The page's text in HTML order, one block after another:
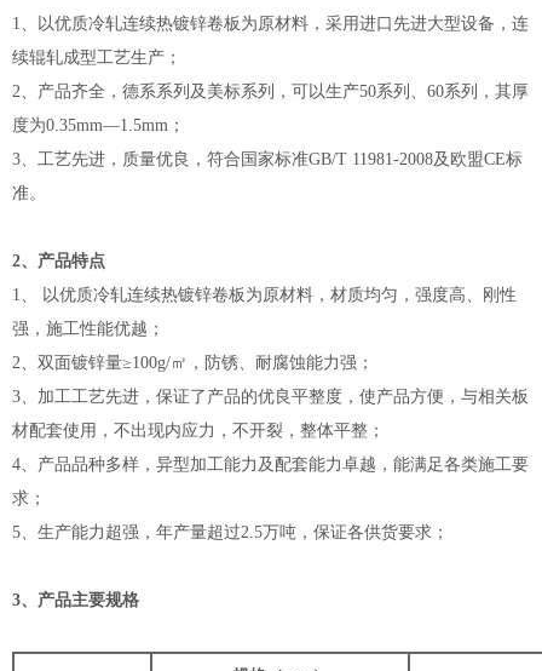
1、以优质冷轧连续热镀锌卷板为原材料，采用进口先进大型设备，连
续辊轧成型工艺生产；
2、产品齐全，德系系列及美标系列，可以生产50系列、60系列，其厚
度为0.35mm—1.5mm；
3、工艺先进，质量优良，符合国家标准GB/T 11981-2008及欧盟CE标
准。
2、产品特点
1、 以优质冷轧连续热镀锌卷板为原材料，材质均匀，强度高、刚性
强，施工性能优越；
2、双面镀锌量≥100g/㎡，防锈、耐腐蚀能力强；
3、加工工艺先进，保证了产品的优良平整度，使产品方便，与相关板
材配套使用，不出现内应力，不开裂，整体平整；
4、产品品种多样，异型加工能力及配套能力卓越，能满足各类施工要
求；
5、生产能力超强，年产量超过2.5万吨，保证各供货要求；
3、产品主要规格